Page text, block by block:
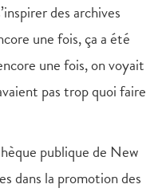
des archives
une fois, ça a été
une fois, on voyait
pas trop quoi faire
publique de New
dans la promotion des